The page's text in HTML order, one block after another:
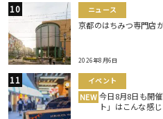
ニュース
京都のはちみつ専門店
2026年8月6日
イベント
NEW 今日8月8日も開
ト」はこんな感じ